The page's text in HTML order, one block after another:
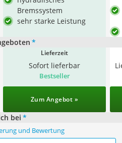
Bremssystem
sehr starke Leistung
*
Lieferzeit
Sofort lieferbar
Bestseller
Zum Angebot »
bei *
und Bewertung